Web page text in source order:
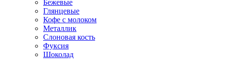
Бежевые
Глянцевые
Кофе с молоком
Металлик
Слоновая кость
Фуксия
Шоколад